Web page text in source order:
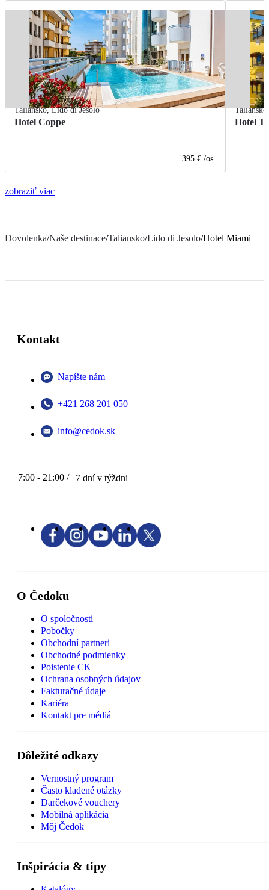
Taliansko,Lido di Jesolo
Hotel Coppe
395 € /os.
Taliansko
Hotel
zobraziť viac
Dovolenka/Naše destinace/Taliansko/Lido di Jesolo/Hotel Miami
Kontakt
Napíšte nám
+421 268 201 050
info@cedok.sk
7:00 - 21:00 / 7 dní v týždni
O Čedoku
O spoločnosti
Pobočky
Obchodní partneri
Obchodné podmienky
Poistenie CK
Ochrana osobných údajov
Fakturačné údaje
Kariéra
Kontakt pre médiá
Dôležité odkazy
Vernostný program
Často kladené otázky
Darčekové vouchery
Mobilná aplikácia
Môj Čedok
Inšpirácia & tipy